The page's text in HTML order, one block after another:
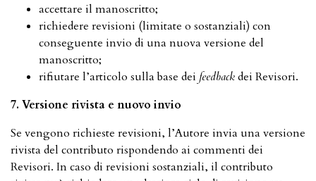
accettare il manoscritto;
richiedere revisioni (limitate o sostanziali) con
conseguente invio di una nuova versione del
manoscritto;
rifiutare l’articolo sulla base dei feedbackdei Revisori.
7. Versione rivista e nuovo invio
Se vengono richieste revisioni, l’Autore invia una versione
rivista del contributo rispondendo ai commenti dei
Revisori. In caso di revisioni sostanziali, il contributo